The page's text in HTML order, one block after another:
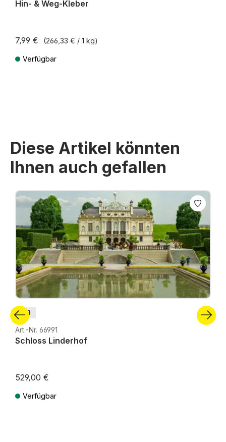
Hin- & Weg-Kleber
7,99 € (266,33 € / 1 kg)
Verfügbar
Diese Artikel könnten
Ihnen auch gefallen
Produktgalerie überspringen
H0
Art.-Nr. 66991
Schloss Linderhof
529,00 €
Verfügbar